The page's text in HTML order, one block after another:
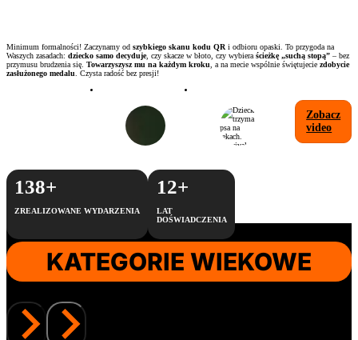
173+
ZREALIZOWANE WYDARZENIA
12+
LAT
DOŚWIADCZENIA
Minimum formalności! Zaczynamy od szybkiego skanu kodu QRi odbioru opaski. To przygoda na
Waszych zasadach: dziecko samo decyduje, czy skacze w błoto, czy wybieraścieżkę „suchą stopą” – bez
przymusu brudzenia się. Towarzyszysz mu na każdym kroku, a na mecie wspólnie świętujecie zdobycie
zasłużonego medalu. Czysta radość bez presji!
Zobacz
video
KATEGORIE WIEKOWE